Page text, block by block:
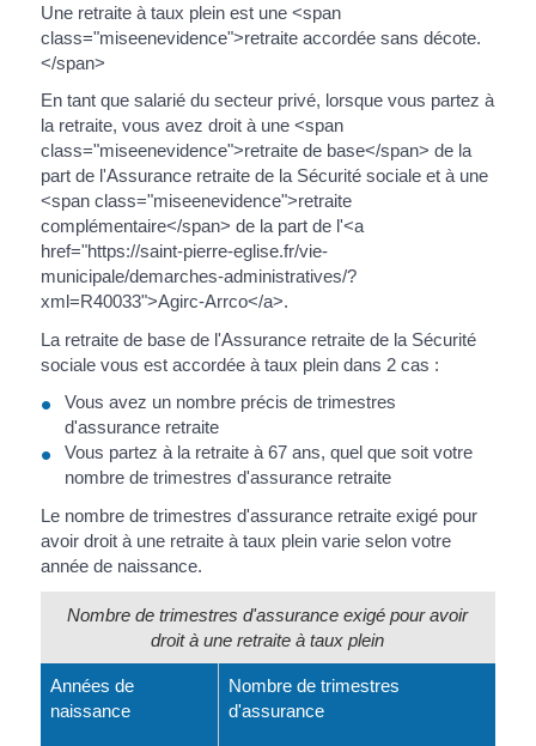
Une retraite à taux plein est une <span
class="miseenevidence">retraite accordée sans décote.
</span>
En tant que salarié du secteur privé, lorsque vous partez à
la retraite, vous avez droit à une <span
class="miseenevidence">retraite de base</span> de la
part de l'Assurance retraite de la Sécurité sociale et à une
<span class="miseenevidence">retraite
complémentaire</span> de la part de l'<a
href="https://saint-pierre-eglise.fr/vie-
municipale/demarches-administratives/?
xml=R40033">Agirc-Arrco</a>.
La retraite de base de l'Assurance retraite de la Sécurité
sociale vous est accordée à taux plein dans 2 cas :
Vous avez un nombre précis de trimestres
d'assurance retraite
Vous partez à la retraite à 67 ans, quel que soit votre
nombre de trimestres d'assurance retraite
Le nombre de trimestres d'assurance retraite exigé pour
avoir droit à une retraite à taux plein varie selon votre
année de naissance.
Nombre de trimestres d'assurance exigé pour avoir
droit à une retraite à taux plein
Années de
naissance
Nombre de trimestres
d'assurance